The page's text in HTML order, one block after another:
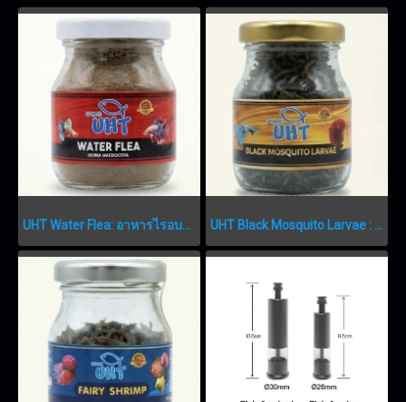
UHT Water Flea: อาหารไรอบแห้งเกรดพรีเมียม UHT Black Mosquito Larvae : อาหารลูกน้ำอบแห้งเกรดพรีเมียม